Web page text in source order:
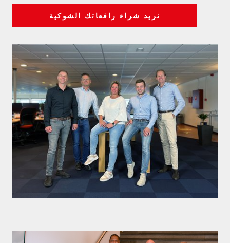
نريد شراء رافعاتك الشوكية